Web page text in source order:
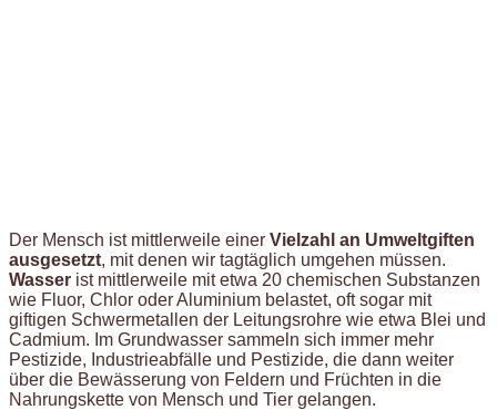
Der Mensch ist mittlerweile einer Vielzahl an Umweltgiften
ausgesetzt, mit denen wir tagtäglich umgehen müssen.
Wasser ist mittlerweile mit etwa 20 chemischen Substanzen
wie Fluor, Chlor oder Aluminium belastet, oft sogar mit
giftigen Schwermetallen der Leitungsrohre wie etwa Blei und
Cadmium. Im Grundwasser sammeln sich immer mehr
Pestizide, Industrieabfälle und Pestizide, die dann weiter
über die Bewässerung von Feldern und Früchten in die
Nahrungskette von Mensch und Tier gelangen.